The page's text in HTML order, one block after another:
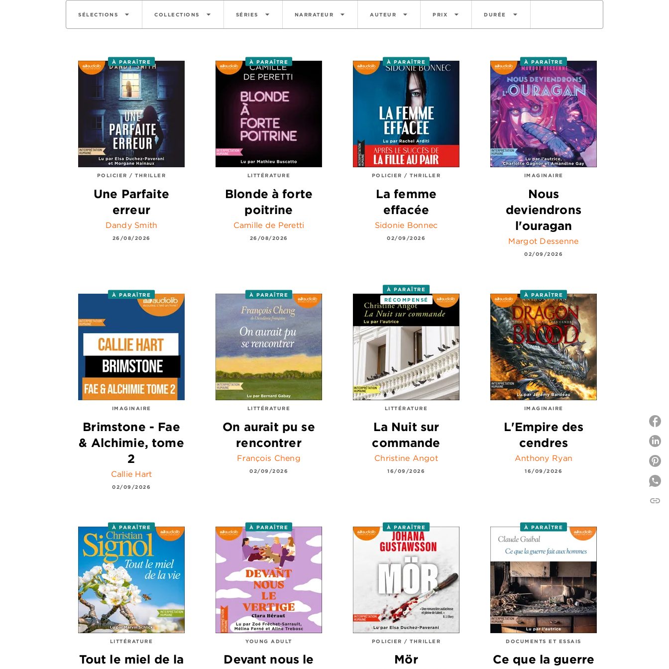
SÉLECTIONS arrow_drop_down COLLECTIONS arrow_drop_down SÉRIES arrow_drop_down NARRATEUR arrow_drop_down AUTEUR arrow_drop_down PRIX arrow_drop_down DURÉE arrow_drop_down
À PARAÎTRE
POLICIER / THRILLER
Une Parfaite
erreur
Dandy Smith
26/08/2026
À PARAÎTRE
LITTÉRATURE
Blonde à forte
poitrine
Camille de Peretti
26/08/2026
À PARAÎTRE
POLICIER / THRILLER
La femme
effacée
Sidonie Bonnec
02/09/2026
À PARAÎTRE
IMAGINAIRE
Nous
deviendrons
l'ouragan
Margot Dessenne
02/09/2026
À PARAÎTRE
IMAGINAIRE
Brimstone - Fae
& Alchimie, tome
2
Callie Hart
02/09/2026
À PARAÎTRE
LITTÉRATURE
On aurait pu se
rencontrer
François Cheng
02/09/2026
À PARAÎTRE
RÉCOMPENSÉ
LITTÉRATURE
La Nuit sur
commande
Christine Angot
16/09/2026
À PARAÎTRE
IMAGINAIRE
L'Empire des
cendres
Anthony Ryan
16/09/2026
À PARAÎTRE
LITTÉRATURE
Tout le miel de la
À PARAÎTRE
YOUNG ADULT
Devant nous le
À PARAÎTRE
POLICIER / THRILLER
Mör
À PARAÎTRE
DOCUMENTS ET ESSAIS
Ce que la guerre
link